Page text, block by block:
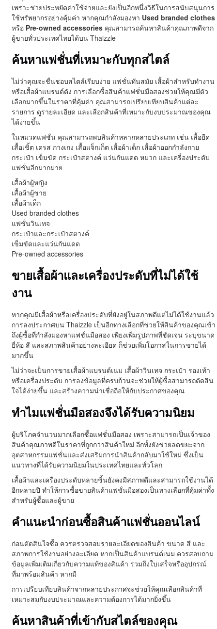
เพราะช่วยประหยัดค่าใช้จ่ายและยังเป็นอีกหนึ่งวิธีในการสนับสนุนการ
ใช้ทรัพยากรอย่างคุ้มค่า หากคุณกำลังมองหา Used branded clothes
หรือ Pre-owned accessories คุณสามารถค้นหาสินค้าคุณภาพดีจาก
ผู้ขายทั่วประเทศไทยได้บน Thaizzle
ค้นหาแฟชั่นที่เหมาะกับทุกสไตล์
ไม่ว่าคุณจะชื่นชอบสไตล์เรียบง่าย แฟชั่นทันสมัย เสื้อผ้าสำหรับทำงาน
หรือเสื้อผ้าแบรนด์ดัง การเลือกซื้อสินค้าแฟชั่นมือสองช่วยให้คุณมีตัว
เลือกมากขึ้นในราคาที่คุ้มค่า คุณสามารถเปรียบเทียบสินค้าแต่ละ
รายการ ดูรายละเอียด และเลือกสินค้าที่เหมาะกับงบประมาณของคุณ
ได้ง่ายขึ้น
ในหมวดแฟชั่น คุณสามารถพบสินค้าหลากหลายประเภท เช่น เสื้อยืด
เสื้อเชิ้ต เดรส กางเกง เสื้อแจ็กเก็ต เสื้อผ้าเด็ก เสื้อผ้าออกกำลังกาย
กระเป๋า เข็มขัด กระเป๋าสตางค์ แว่นกันแดด หมวก และเครื่องประดับ
แฟชั่นอีกมากมาย
เสื้อผ้าผู้หญิง
เสื้อผ้าผู้ชาย
เสื้อผ้าเด็ก
Used branded clothes
แฟชั่นวินเทจ
กระเป๋าและกระเป๋าสตางค์
เข็มขัดและแว่นกันแดด
Pre-owned accessories
ขายเสื้อผ้าและเครื่องประดับที่ไม่ได้ใช้
งาน
หากคุณมีเสื้อผ้าหรือเครื่องประดับที่ยังอยู่ในสภาพดีแต่ไม่ได้ใช้งานแล้ว
การลงประกาศบน Thaizzle เป็นอีกทางเลือกที่ช่วยให้สินค้าของคุณเข้า
ถึงผู้ซื้อที่กำลังมองหาแฟชั่นมือสอง เพียงเพิ่มรูปภาพที่ชัดเจน ระบุขนาด
ยี่ห้อ สี และสภาพสินค้าอย่างละเอียด ก็ช่วยเพิ่มโอกาสในการขายได้
มากขึ้น
ไม่ว่าจะเป็นการขายเสื้อผ้าแบรนด์เนม เสื้อผ้าวินเทจ กระเป๋า รองเท้า
หรือเครื่องประดับ การลงข้อมูลที่ครบถ้วนจะช่วยให้ผู้ซื้อสามารถตัดสิน
ใจได้ง่ายขึ้น และสร้างความน่าเชื่อถือให้กับประกาศของคุณ
ทำไมแฟชั่นมือสองจึงได้รับความนิยม
ผู้บริโภคจำนวนมากเลือกซื้อแฟชั่นมือสอง เพราะสามารถเป็นเจ้าของ
สินค้าคุณภาพดีในราคาที่ถูกกว่าสินค้าใหม่ อีกทั้งยังช่วยลดขยะจาก
อุตสาหกรรมแฟชั่นและส่งเสริมการนำสินค้ากลับมาใช้ใหม่ ซึ่งเป็น
แนวทางที่ได้รับความนิยมในประเทศไทยและทั่วโลก
เสื้อผ้าและเครื่องประดับหลายชิ้นยังคงมีสภาพดีและสามารถใช้งานได้
อีกหลายปี ทำให้การซื้อขายสินค้าแฟชั่นมือสองเป็นทางเลือกที่คุ้มค่าทั้ง
สำหรับผู้ซื้อและผู้ขาย
คำแนะนำก่อนซื้อสินค้าแฟชั่นออนไลน์
ก่อนตัดสินใจซื้อ ควรตรวจสอบรายละเอียดของสินค้า ขนาด สี และ
สภาพการใช้งานอย่างละเอียด หากเป็นสินค้าแบรนด์เนม ควรสอบถาม
ข้อมูลเพิ่มเติมเกี่ยวกับความแท้ของสินค้า รวมถึงใบเสร็จหรืออุปกรณ์
ที่มาพร้อมสินค้า หากมี
การเปรียบเทียบสินค้าจากหลายประกาศจะช่วยให้คุณเลือกสินค้าที่
เหมาะสมกับงบประมาณและความต้องการได้มากยิ่งขึ้น
ค้นหาสินค้าที่เข้ากับสไตล์ของคุณ